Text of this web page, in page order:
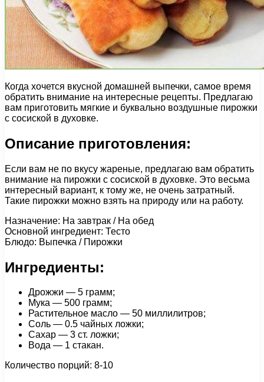
Когда хочется вкусной домашней выпечки, самое время
обратить внимание на интересные рецепты. Предлагаю
вам приготовить мягкие и буквально воздушные пирожки
с сосиской в духовке.
Описание приготовления:
Если вам не по вкусу жареные, предлагаю вам обратить
внимание на пирожки с сосиской в духовке. Это весьма
интересный вариант, к тому же, не очень затратный.
Такие пирожки можно взять на природу или на работу.
Назначение: На завтрак / На обед
Основной ингредиент: Тесто
Блюдо: Выпечка / Пирожки
Ингредиенты:
Дрожжи — 5 грамм;
Мука — 500 грамм;
Растительное масло — 50 миллилитров;
Соль — 0.5 чайных ложки;
Сахар — 3 ст. ложки;
Вода — 1 стакан.
Количество порций: 8-10